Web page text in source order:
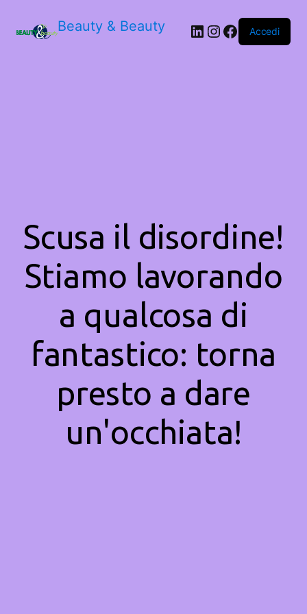
Beauty & Beauty LinkedIn
Instagram
Facebook
Accedi
Scusa il disordine!
Stiamo lavorando
a qualcosa di
fantastico: torna
presto a dare
un'occhiata!